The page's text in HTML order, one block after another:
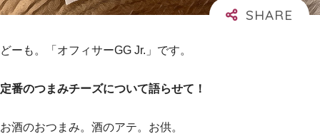
どーも。「オフィサーGG Jr.」です。
定番のつまみチーズについて語らせて！
お酒のおつまみ。酒のアテ。お供。